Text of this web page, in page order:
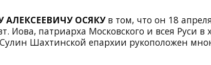
ОСЯКУв том, что он 18
Иова, патриарха Московского и всея Руси в
Шахтинской епархии рукоположен